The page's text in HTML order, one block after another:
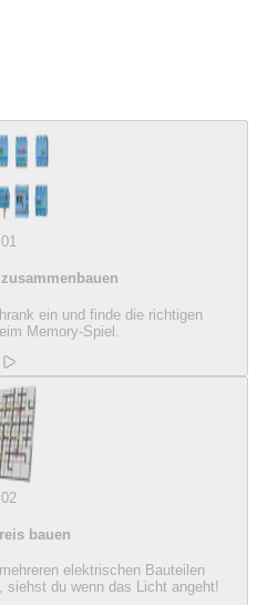
01
ein und finde die richtigen
Memory-Spiel.
02
bauen
elektrischen Bauteilen
du wenn das Licht angeht!